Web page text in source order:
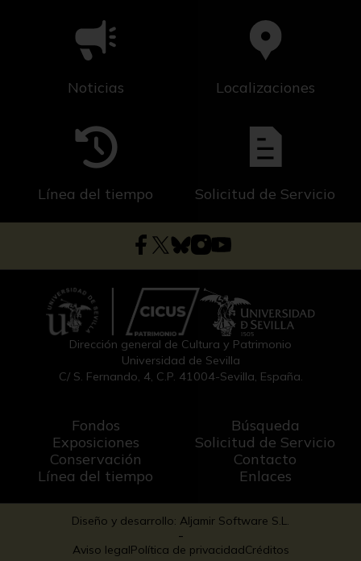
Noticias Localizaciones
Línea del tiempo Solicitud de Servicio
Dirección general de Cultura y Patrimonio
Universidad de Sevilla
C/ S. Fernando, 4, C.P. 41004-Sevilla, España.
Fondos
Exposiciones
Conservación
Línea del tiempo
Búsqueda
Solicitud de Servicio
Contacto
Enlaces
Diseño y desarrollo: Aljamir Software S.L.
-
Aviso legalPolítica de privacidadCréditos